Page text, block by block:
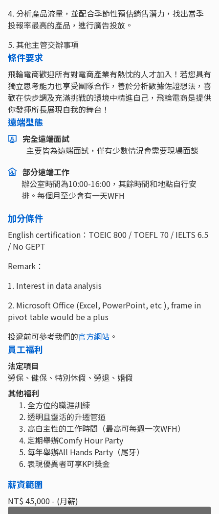
4. 分析產品流量，並配合季節性預估銷售潛力，找出當季
投報率最高的產品，進行廣告投放。
5. 其他主管交辦事項
條件要求
飛輪電商歡迎所有對電商產業有熱忱的人才加入！若您具有
獨立思考能力也享受團隊合作，善於分析數據佐證想法，喜
歡在快步調及充滿挑戰的環境中精進自己，飛輪電商是提供
你發揮所長展現自我的舞台！
遠端型態
完全遠端面試
主要皆為遠端面試，僅有少數情況會需要現場面談
部分遠端工作
辦公室時間為10:00-16:00，其餘時間和地點自行安
排。每個月至少會有一天WFH
加分條件
English certification：TOEIC 800 / TOEFL 70 / IELTS 6.5
/ No GEPT
Remark：
1. Interest in data analysis
2. Microsoft Office (Excel, PowerPoint, etc ), frame in
pivot table would be a plus
投遞前可參考我們的官方網站 。
員工福利
法定項目
勞保、健保、特別休假、勞退、婚假
其他福利
全方位的職涯訓練
透明且靈活的升遷管道
高自主性的工作時間（最高可每週一次WFH）
定期舉辦Comfy Hour Party
每年舉辦All Hands Party（尾牙）
表現優異者可享KPI獎金
薪資範圍
NT$ 45,000 - (月薪)